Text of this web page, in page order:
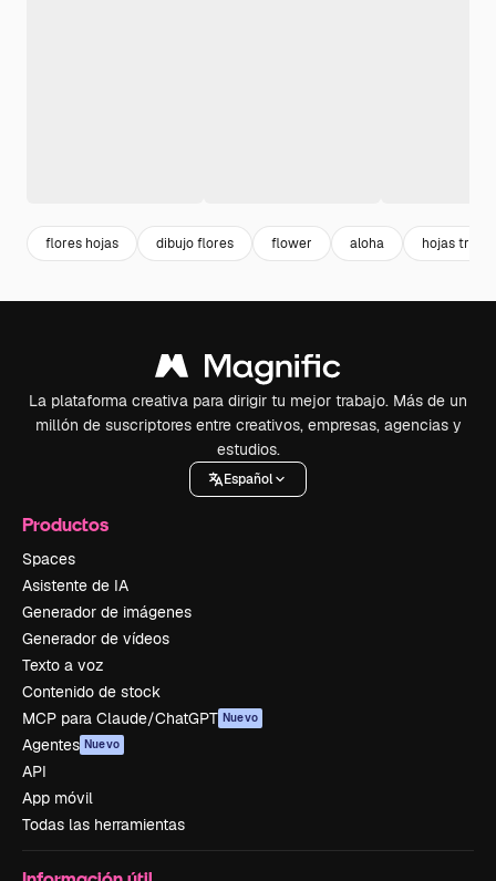
flores hojas dibujo flores flower aloha hojas
La plataforma creativa para dirigir tu mejor trabajo. Más de un
millón de suscriptores entre creativos, empresas, agencias y
estudios.
Español
Productos
Spaces
Asistente de IA
Generador de imágenes
Generador de vídeos
Texto a voz
Contenido de stock
MCP para Claude/ChatGPT Nuevo
Agentes Nuevo
API
App móvil
Todas las herramientas